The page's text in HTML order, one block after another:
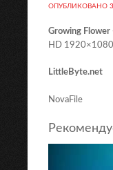
ОПУБЛИКОВАНО
Growing
HD 1920×1080
LittleByte.net
NovaFile